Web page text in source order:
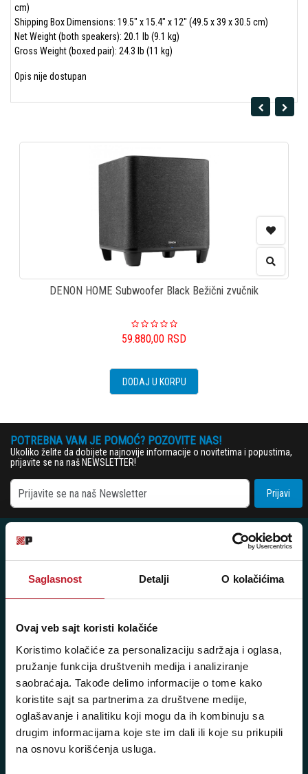
Saglasnost Detalji O kolačićima
Ovaj veb sajt koristi kolačiće
Koristimo kolačiće za personalizaciju sadržaja i oglasa,
pružanje funkcija društvenih medija i analiziranje
saobraćaja. Takođe delimo informacije o tome kako
koristite sajt sa partnerima za društvene medije,
oglašavanje i analitiku koji mogu da ih kombinuju sa
drugim informacijama koje ste im dali ili koje su prikupili
na osnovu korišćenja usluga.
cm)
Shipping Box Dimensions: 19.5" x 15.4" x 12" (49.5 x 39 x 30.5 cm)
Net Weight (both speakers): 20.1 lb (9.1 kg)
Gross Weight (boxed pair): 24.3 lb (11 kg)
Opis nije dostupan
DENON HOME Subwoofer Black Bežični zvučnik
59.880,00 RSD
DODAJ U KORPU
POTREBNA VAM JE POMOĆ? POZOVITE NAS!
Ukoliko želite da dobijete najnovije informacije o novitetima i popustima,
prijavite se na naš NEWSLETTER!
Prijavi
Posetite nas: Svetogorska 9,
11103 Beograd, Srbija
Pišite nam: info@player.rs
Pozovite nas: +381 11 33-47-615
Sms/Viber/WhatsApp
060/6470116
NAŠE PRODAVNICE